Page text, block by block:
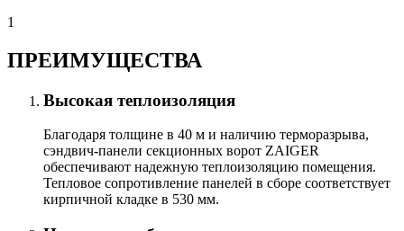
1
ПРЕИМУЩЕСТВА
Высокая теплоизоляция
Благодаря толщине в 40 м и наличию терморазрыва,
сэндвич-панели секционных ворот ZAIGER
обеспечивают надежную теплоизоляцию помещения.
Тепловое сопротивление панелей в сборе соответствует
кирпичной кладке в 530 мм.